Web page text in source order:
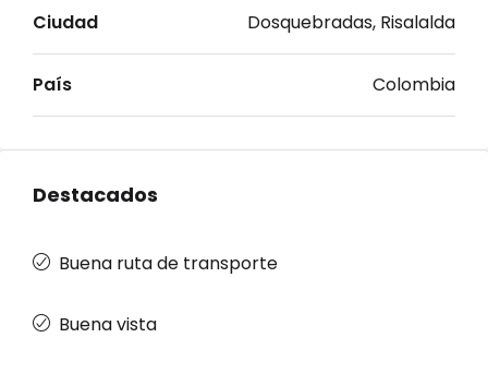
Ciudad Dosquebradas, Risalalda
País Colombia
Destacados
Buena ruta de transporte
Buena vista